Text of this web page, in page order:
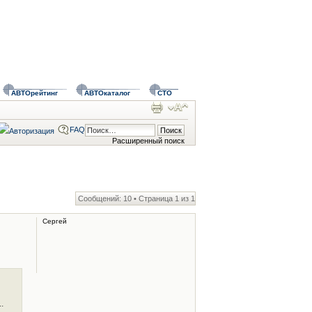
АВТОрейтинг АВТОкаталог СТО
Расширенный поиск
FAQ
Сообщений: 10 • Страница 1 из 1
Сергей